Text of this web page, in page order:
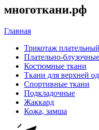
многоткани.рф
Главная
Трикотаж плательный
Плательно-
Костюмные ткани
Ткани для верхней
Спортивные ткани
Подкладочные
Жаккард
Кожа, замша